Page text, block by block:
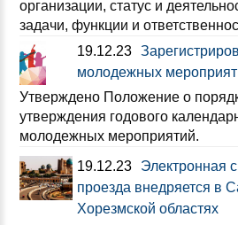
организации, статус и
задачи, функции и
19.12.23
молодежных
Утверждено Положение о
утверждения годового
молодежных мероприятий.
19.12.23
Электронная
проезда внедряется в
Хорезмской областях